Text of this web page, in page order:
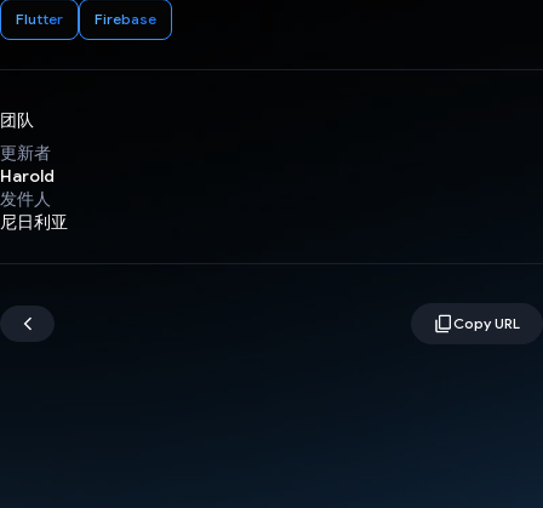
Flutter Firebase
团队
更新者
Harold
发件人
尼日利亚